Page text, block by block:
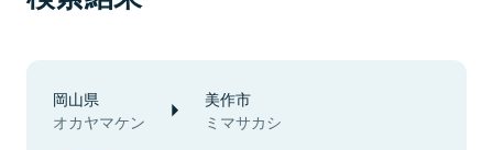
岡山県
オカヤマケン
美作市
ミマサカシ